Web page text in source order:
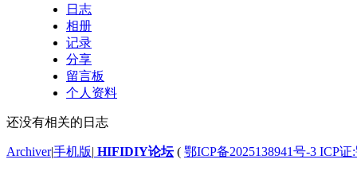
日志
相册
记录
分享
留言板
个人资料
还没有相关的日志
Archiver|手机版| HIFIDIY论坛( 鄂ICP备2025138941号-3 ICP